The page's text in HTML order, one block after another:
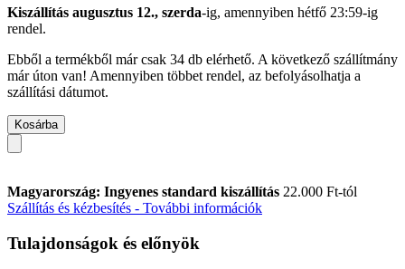
Kiszállítás augusztus 12., szerda-ig, amennyiben hétfő 23:59-ig
rendel.
Ebből a termékből már csak 34 db elérhető. A következő szállítmány
már úton van! Amennyiben többet rendel, az befolyásolhatja a
szállítási dátumot.
Kosárba
Magyarország: Ingyenes standard kiszállítás 22.000 Ft-tól
Szállítás és kézbesítés - További információk
Tulajdonságok és előnyök